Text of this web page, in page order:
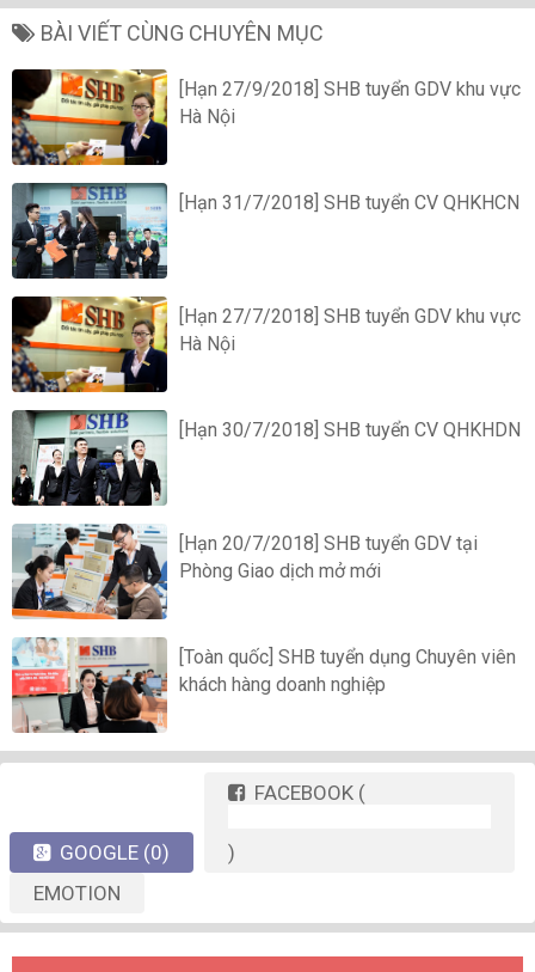
BÀI VIẾT CÙNG CHUYÊN MỤC
[Hạn 27/9/2018] SHB tuyển GDV khu vực
Hà Nội
[Hạn 31/7/2018] SHB tuyển CV QHKHCN
[Hạn 27/7/2018] SHB tuyển GDV khu vực
Hà Nội
[Hạn 30/7/2018] SHB tuyển CV QHKHDN
[Hạn 20/7/2018] SHB tuyển GDV tại
Phòng Giao dịch mở mới
[Toàn quốc] SHB tuyển dụng Chuyên viên
khách hàng doanh nghiệp
GOOGLE (0)
FACEBOOK (
)
EMOTION